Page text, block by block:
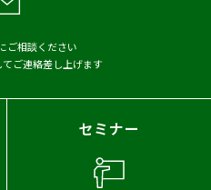
2024年
2021年
2018年
ご相談ください
ご連絡差し上げます
セミナー